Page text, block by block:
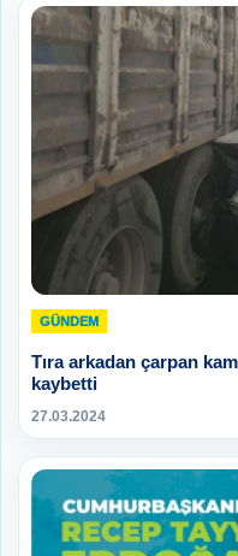
GÜNDEM
Tıra arkadan çarpan
kaybetti
27.03.2024